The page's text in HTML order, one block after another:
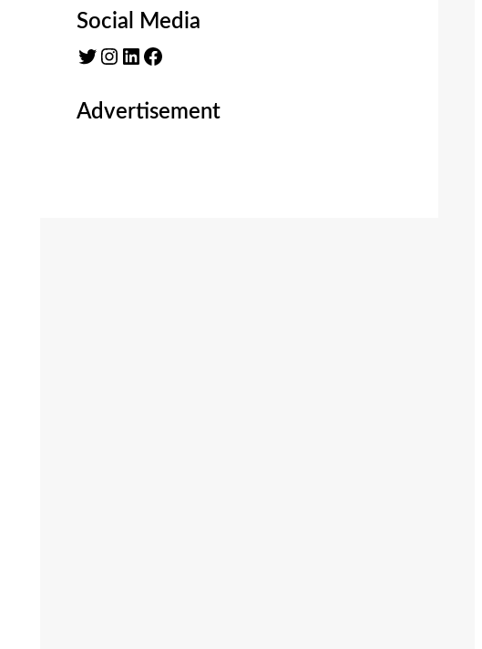
Social Media
Twitter
Instagram LinkedIn Facebook
Advertisement